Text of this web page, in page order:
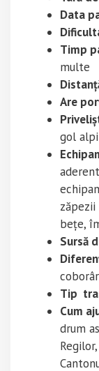
Data
Timp
multe
Are
gol
bețe,
Sursă
Tip
Cum
drum